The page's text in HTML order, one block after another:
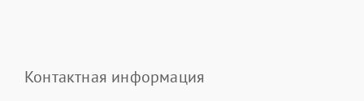
Контактная информация